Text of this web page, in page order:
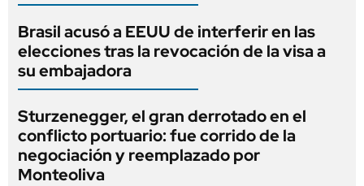
Brasil acusó a EEUU de interferir en las
elecciones tras la revocación de la visa a
su embajadora
Sturzenegger, el gran derrotado en el
conflicto portuario: fue corrido de la
negociación y reemplazado por
Monteoliva